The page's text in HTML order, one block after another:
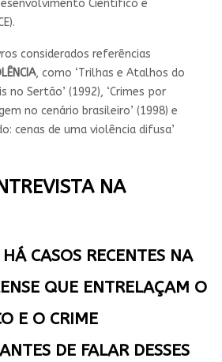
Científico e
considerados referências
, como ‘Trilhas e Atalhos do
Sertão’ (1992), ‘Crimes por
no cenário brasileiro’ (1998) e
cenas de uma violência difusa’
NA
CASOS RECENTES NA
QUE ENTRELAÇAM O
E O CRIME
DE FALAR DESSES